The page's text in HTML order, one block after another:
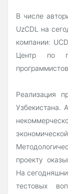
В числе
UzCDL на
компании:
Центр по
Реализация
Узбекистана.
проекту
На
тестовых